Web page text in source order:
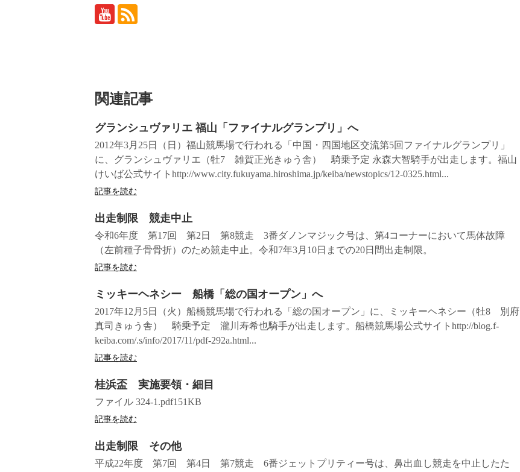
関連記事
グランシュヴァリエ 福山「ファイナルグランプリ」へ
2012年3月25日（日）福山競馬場で行われる「中国・四国地区交流第5回ファイナルグランプリ」
に、グランシュヴァリエ（牡7 雑賀正光きゅう舎） 騎乗予定 永森大智騎手が出走します。福山
けいば公式サイトhttp://www.city.fukuyama.hiroshima.jp/keiba/newstopics/12-0325.html...
記事を読む
出走制限 競走中止
令和6年度 第17回 第2日 第8競走 3番ダノンマジック号は、第4コーナーにおいて馬体故障
（左前種子骨骨折）のため競走中止。令和7年3月10日までの20日間出走制限。
記事を読む
ミッキーヘネシー 船橋「総の国オープン」へ
2017年12月5日（火）船橋競馬場で行われる「総の国オープン」に、ミッキーヘネシー（牡8 別府
真司きゅう舎） 騎乗予定 瀧川寿希也騎手が出走します。船橋競馬場公式サイトhttp://blog.f-
keiba.com/.s/info/2017/11/pdf-292a.html...
記事を読む
桂浜盃 実施要領・細目
ファイル 324-1.pdf151KB
記事を読む
出走制限 その他
平成22年度 第7回 第4日 第7競走 6番ジェットプリティー号は、鼻出血し競走を中止したた